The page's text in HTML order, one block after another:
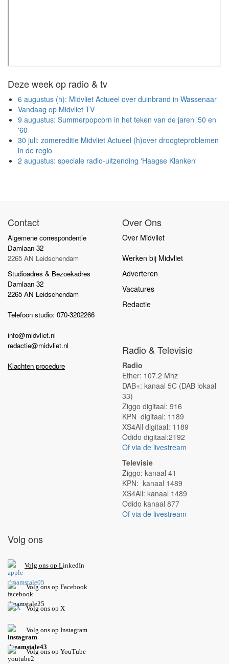
Deze week op radio & tv
6 augustus (h): Midvliet Actueel over duinbrand in Wassenaar
Vandaag op Midvliet TV
9 augustus: Summerpopcorn in het teken van de jaren '50 en
'60
30 juli: zomereditie Midvliet Actueel (h)over droogteproblemen
in de regio
2 augustus: speciale radio-uitzending 'Haagse Klanken'
Contact
Algemene correspondentie
Damlaan 32
2265 AN Leidschendam
Studioadres & Bezoekadres
Damlaan 32
2265 AN Leidschendam
Telefoon studio: 070-3202266
info@midvliet.nl
redactie@midvliet.nl
Klachten procedure
Over Ons
Over Midvliet
Werken bij Midvliet
Adverteren
Vacatures
Redactie
Radio & Televisie
Radio
Ether: 107.2 Mhz
DAB+: kanaal 5C (DAB lokaal
33)
Ziggo digitaal: 916
KPN digitaal: 1189
XS4All digitaal: 1189
Odido digitaal:2192
Of via de livestream
Televisie
Ziggo: kanaal 41
KPN: kanaal 1489
XS4All: kanaal 1489
Odido kanaal 877
Of via de livestream
Volg ons
Volg ons op LinkedIn
Volg ons op Facebook
Volg ons op X
Volg ons op Instagram
Volgons op YouTube